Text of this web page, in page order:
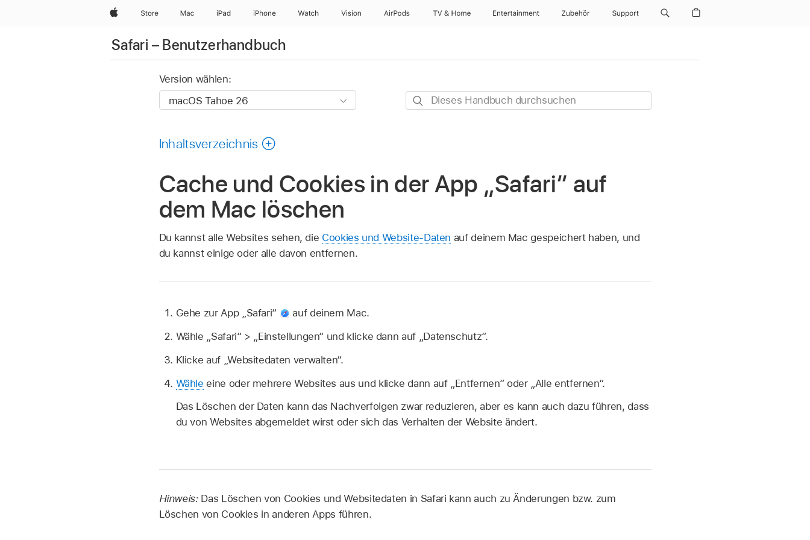
AppleStore Mac iPad iPhone Watch Vision AirPods TV & Home Entertainment Zubehör Support
Safari – Benutzerhandbuch
Version wählen:
Dieses
Inhaltsverzeichnis
Cache und Cookies in der App „Safari“ auf
dem Mac löschen
Du kannst alle Websites sehen, die Cookies und Website-Daten auf deinem Mac gespeichert haben, und
du kannst einige oder alle davon entfernen.
Gehe zur App „Safari“
auf deinem Mac.
Wähle „Safari“ > „Einstellungen“ und klicke dann auf „Datenschutz“.
Klicke auf „Websitedaten verwalten“.
Wähle eine oder mehrere Websites aus und klicke dann auf „Entfernen“ oder „Alle entfernen“.
Das Löschen der Daten kann das Nachverfolgen zwar reduzieren, aber es kann auch dazu führen, dass
du von Websites abgemeldet wirst oder sich das Verhalten der Website ändert.
Hinweis: Das Löschen von Cookies und Websitedaten in Safari kann auch zu Änderungen bzw. zum
Löschen von Cookies in anderen Apps führen.